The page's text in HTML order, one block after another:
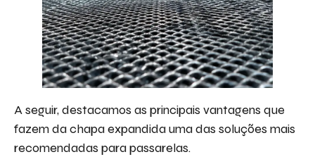
A seguir, destacamos as principais vantagens que
fazem da chapa expandida uma das soluções mais
recomendadas para passarelas.